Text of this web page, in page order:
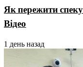
Як пережити
Відео
1 день назад